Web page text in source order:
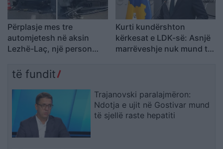
Përplasje mes tre
automjetesh në aksin
Lezhë-Laç, një person
Kurti kundërshton
kërkesat e LDK-së: Asnjë
marrëveshje nuk mund të
të fundit
Trajanovski paralajmëron:
Ndotja e ujit në Gostivar mund
të sjellë raste hepatiti